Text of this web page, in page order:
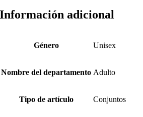
Información adicional
Género Unisex
Nombre del departamento Adulto
Tipo de artículo Conjuntos